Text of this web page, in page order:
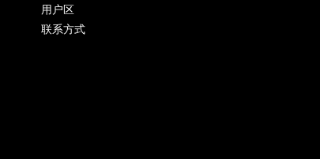
用户区
联系方式